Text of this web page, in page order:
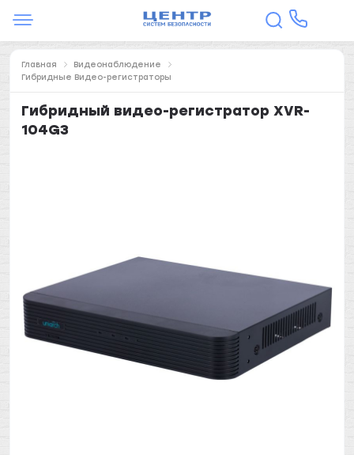
Главная
Видеонаблюдение
Гибридные Видео-регистраторы
Гибридный видео-регистратор XVR-
104G3